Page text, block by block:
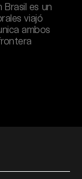
Brasil es un
viajó
ambos